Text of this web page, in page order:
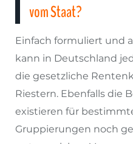
vom Staat?
Einfach formuliert und
kann in Deutschland
die gesetzliche
Riestern. Ebenfalls die
existieren für
Gruppierungen noch